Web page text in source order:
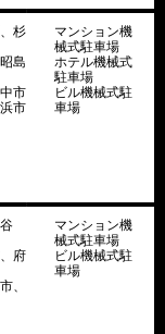
杉
島
市
市
マンション機
械式駐車場
ホテル機械式
駐車場
ビル機械式駐
車場
府
、
マンション機
械式駐車場
ビル機械式駐
車場